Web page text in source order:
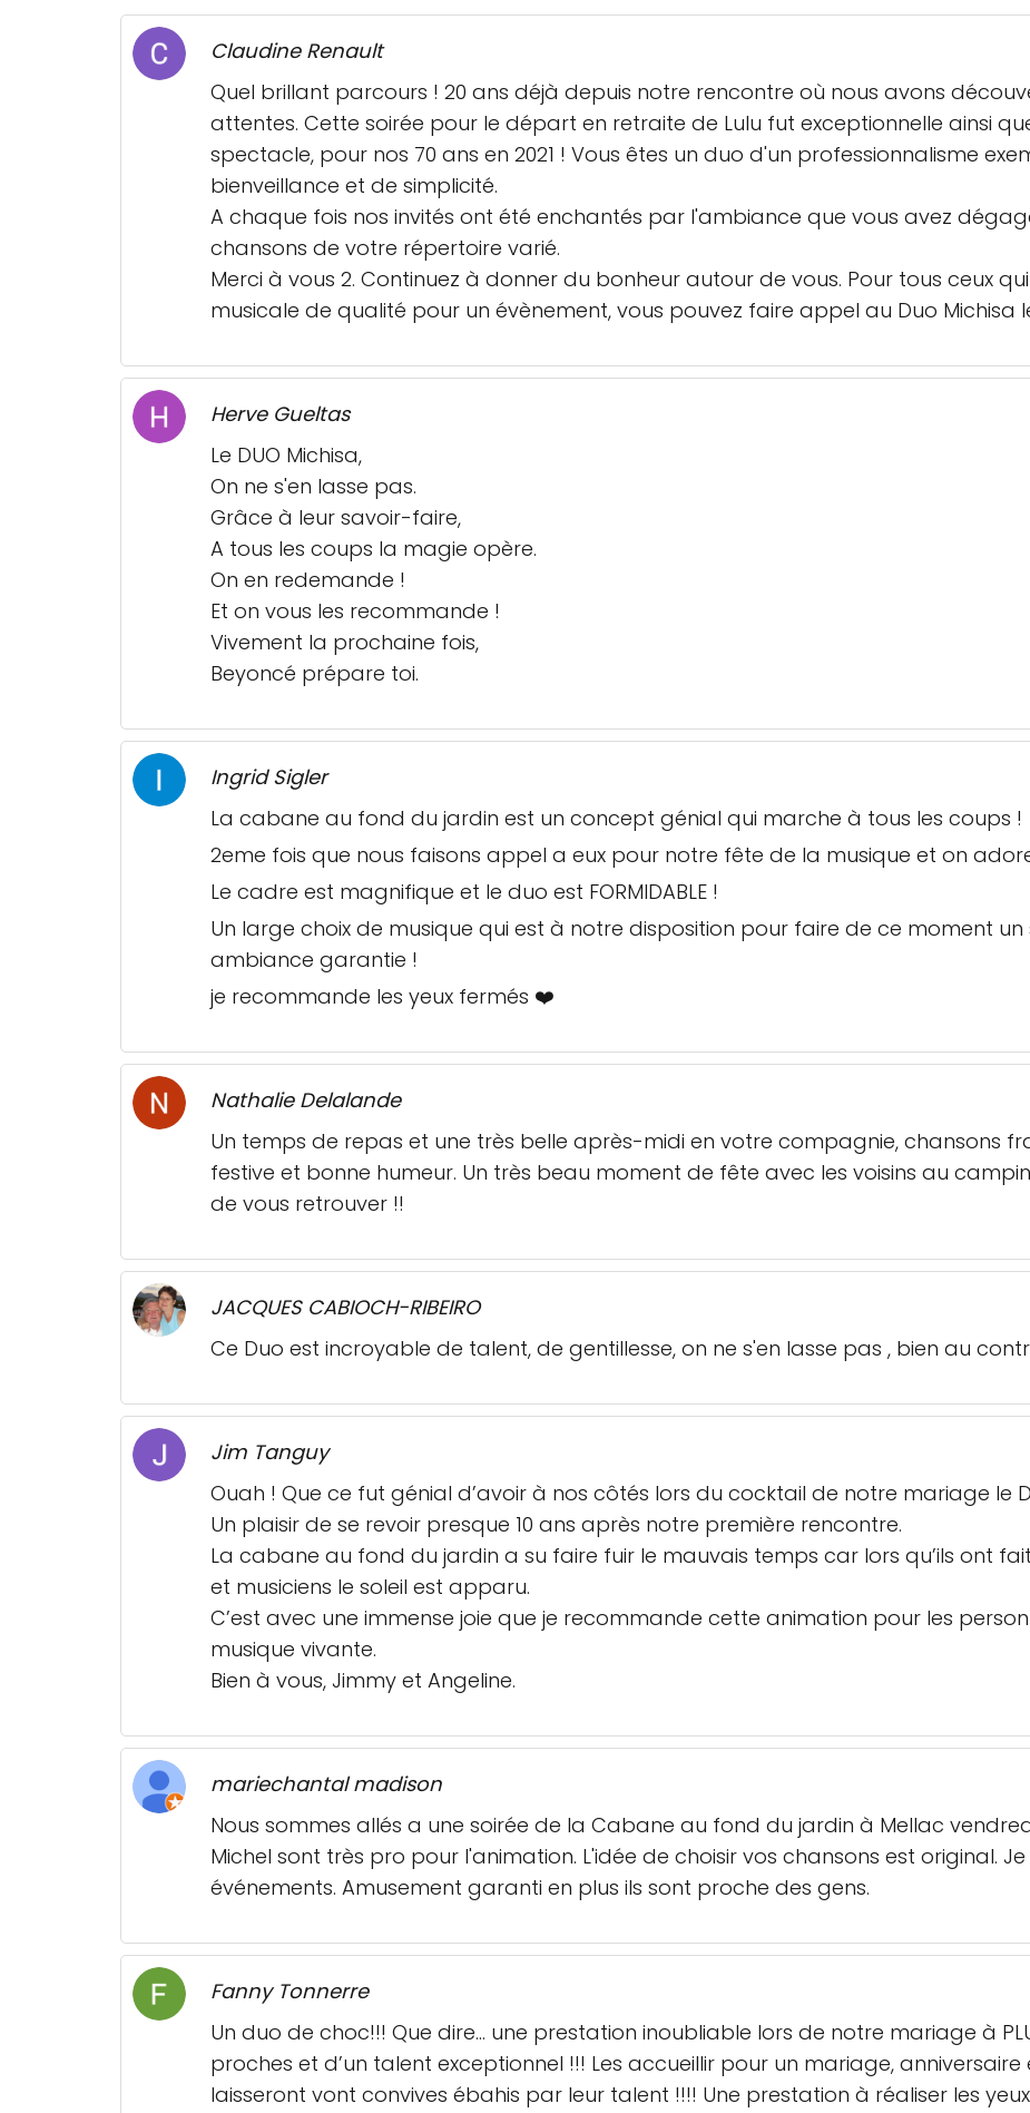
Claudine Renault
Quel brillant parcours ! 20 ans déjà depuis notre rencontre où nous avons
attentes. Cette soirée pour le départ en retraite de Lulu fut exceptionnelle ainsi
spectacle, pour nos 70 ans en 2021 ! Vous êtes un duo d'un professionnalisme
bienveillance et de simplicité.
A chaque fois nos invités ont été enchantés par l'ambiance que vous avez
chansons de votre répertoire varié.
Merci à vous 2. Continuez à donner du bonheur autour de vous. Pour tous ceux
musicale de qualité pour un évènement, vous pouvez faire appel au Duo Michisa
Herve Gueltas
Le DUO Michisa,
On ne s'en lasse pas.
Grâce à leur savoir-faire,
A tous les coups la magie opère.
On en redemande !
Et on vous les recommande !
Vivement la prochaine fois,
Beyoncé prépare toi.
Ingrid Sigler
La cabane au fond du jardin est un concept génial qui marche à tous les coups !
2eme fois que nous faisons appel a eux pour notre fête de la musique et on
Le cadre est magnifique et le duo est FORMIDABLE !
Un large choix de musique qui est à notre disposition pour faire de ce moment
ambiance garantie !
je recommande les yeux fermés ❤️
Nathalie Delalande
Un temps de repas et une très belle après-midi en votre compagnie, chansons
festive et bonne humeur. Un très beau moment de fête avec les voisins au
de vous retrouver !!
JACQUES CABIOCH-RIBEIRO
Ce Duo est incroyable de talent, de gentillesse, on ne s'en lasse pas , bien au
Jim Tanguy
Ouah ! Que ce fut génial d’avoir à nos côtés lors du cocktail de notre mariage le
Un plaisir de se revoir presque 10 ans après notre première rencontre.
La cabane au fond du jardin a su faire fuir le mauvais temps car lors qu’ils ont
et musiciens le soleil est apparu.
C’est avec une immense joie que je recommande cette animation pour les
musique vivante.
Bien à vous, Jimmy et Angeline.
mariechantal madison
Nous sommes allés a une soirée de la Cabane au fond du jardin à Mellac
Michel sont très pro pour l'animation. L'idée de choisir vos chansons est original.
événements. Amusement garanti en plus ils sont proche des gens.
Fanny Tonnerre
Un duo de choc!!! Que dire… une prestation inoubliable lors de notre mariage à
proches et d’un talent exceptionnel !!! Les accueillir pour un mariage,
laisseront vont convives ébahis par leur talent !!!! Une prestation à réaliser les